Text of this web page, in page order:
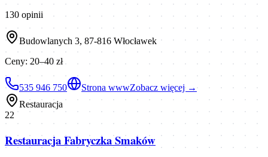
130 opinii
Budowlanych 3, 87-816 Włocławek
Ceny:20–40 zł
535 946 750 Strona wwwZobacz więcej →
Restauracja
22
Restauracja Fabryczka Smaków